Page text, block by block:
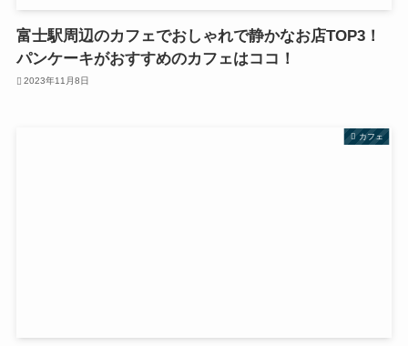
富士駅周辺のカフェでおしゃれで静かなお店TOP3！
パンケーキがおすすめのカフェはココ！
2023年11月8日
カフェ